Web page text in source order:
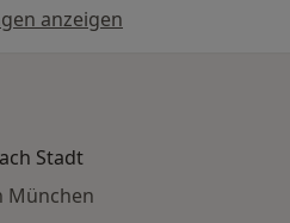
anzeigen
Stadt
München